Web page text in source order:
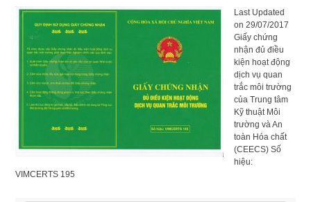
Last Updated
on 29/07/2017
Giấy chứng
nhận đủ điều
kiện hoạt động
dịch vụ quan
trắc môi trường
của Trung tâm
Kỹ thuật Môi
trường và An
toàn Hóa chất
(CEECS) Số
hiệu:
VIMCERTS 195